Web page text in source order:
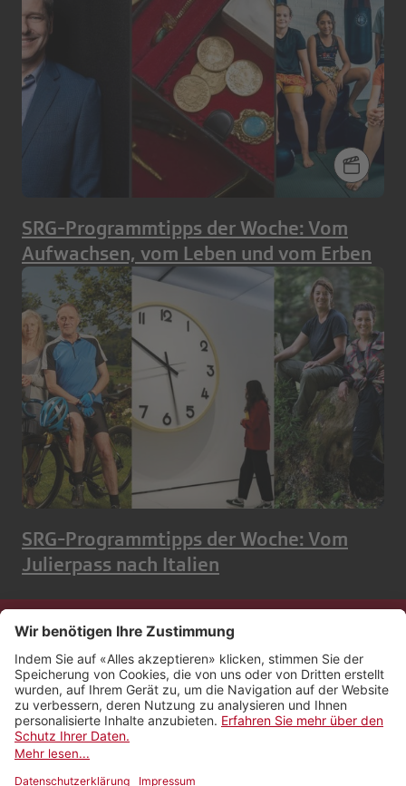
SRG-Programmtipps der Woche: Vom
Aufwachsen, vom Leben und vom Erben
SRG-Programmtipps der Woche: Vom
Julierpass nach Italien
Kontakt
Impressum
Rechtliches
Netiquette